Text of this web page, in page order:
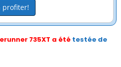
profiter!
735XT a été testée de